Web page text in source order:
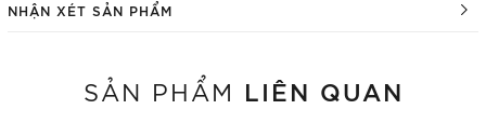
NHẬN XÉT SẢN PHẨM
SẢN PHẨM LIÊN QUAN